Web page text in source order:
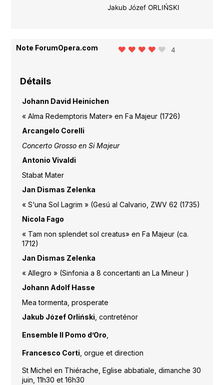
Jakub Józef ORLIŃSKI
Note ForumOpera.com 4
Détails
Johann David Heinichen
« Alma Redemptoris Mater» en Fa Majeur (1726)
Arcangelo Corelli
Concerto Grosso en Si Majeur
Antonio Vivaldi
Stabat Mater
Jan Dismas Zelenka
« S‘una Sol Lagrim » (Gesú al Calvario, ZWV 62 (1735)
Nicola Fago
« Tam non splendet sol creatus» en Fa Majeur (ca.
1712)
Jan Dismas Zelenka
« Allegro » (Sinfonia a 8 concertanti an La Mineur )
Johann Adolf Hasse
Mea tormenta, prosperate
Jakub Józef Orliński , contreténor
Ensemble Il Pomo d’Oro
Francesco Corti , orgue et direction
St Michel en Thiérache, Eglise abbatiale, dimanche 30
juin, 11h30 et 16h30